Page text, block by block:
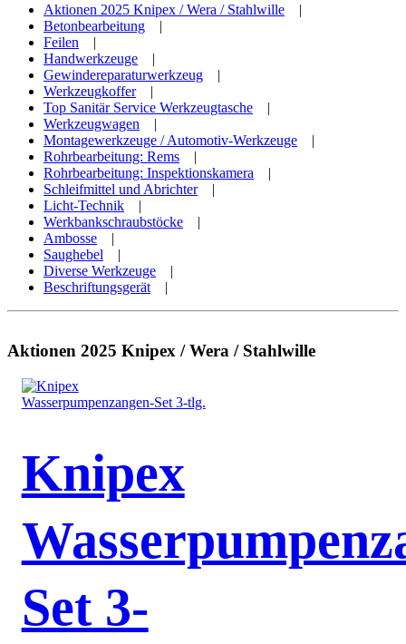
Aktionen 2025 Knipex / Wera / Stahlwille
|
Betonbearbeitung
|
Feilen
|
Handwerkzeuge
|
Gewindereparaturwerkzeug
|
Werkzeugkoffer
|
Top Sanitär Service Werkzeugtasche
|
Werkzeugwagen
|
Montagewerkzeuge / Automotiv-Werkzeuge
|
Rohrbearbeitung: Rems
|
Rohrbearbeitung: Inspektionskamera
|
Schleifmittel und Abrichter
|
Licht-Technik
|
Werkbankschraubstöcke
|
Ambosse
|
Saughebel
|
Diverse Werkzeuge
|
Beschriftungsgerät
|
Aktionen 2025 Knipex / Wera / Stahlwille
Knipex
Set 3-